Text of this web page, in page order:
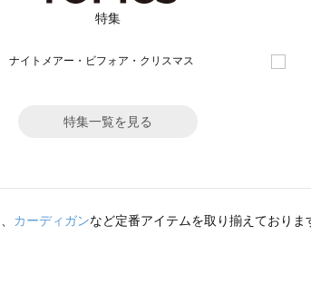
特集
特集一覧を見る
、 カーディガンなど定番アイテムを取り揃えておりま